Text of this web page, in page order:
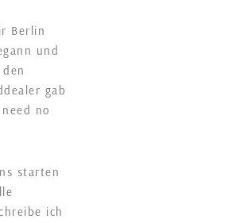
Berlin
und
gab
no
starten
ich